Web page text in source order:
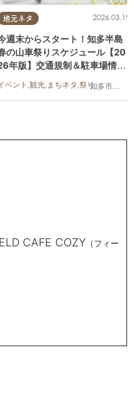
地元ネタ
知多市,阿久比町,半田市,常滑市,武豊町,美浜町,南知多町
2026.03.19
週末からスタート！知多半島
の山車祭りスケジュール【20
年版】交通規制＆駐車場情報
ベント,観光,まちネタ,祭り
CAFE COZY （フィー